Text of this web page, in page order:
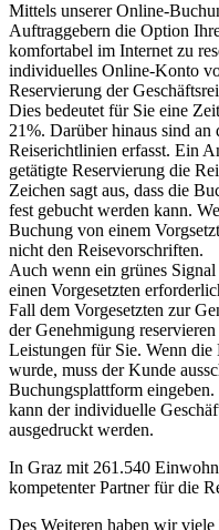
Mittels unserer Online-
Auftraggebern die Option
komfortabel im Internet zu
individuelles Online-Konto
Reservierung der
Dies bedeutet für Sie eine
21%. Darüber hinaus sind an
Reiserichtlinien erfasst. Ein
getätigte Reservierung die
Zeichen sagt aus, dass die
fest gebucht werden kann.
Buchung von einem
nicht den Reisevorschriften.
Auch wenn ein grünes
einen Vorgesetzten
Fall dem Vorgesetzten zur
der Genehmigung
Leistungen für Sie. Wenn
wurde, muss der Kunde
Buchungsplattform
kann der individuelle
ausgedruckt werden.
In Graz mit 261.540
kompetenter Partner für die
Des Weiteren haben wir